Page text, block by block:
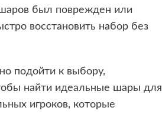
был поврежден или
восстановить набор без
подойти к выбору,
найти идеальные шары для
игроков, которые